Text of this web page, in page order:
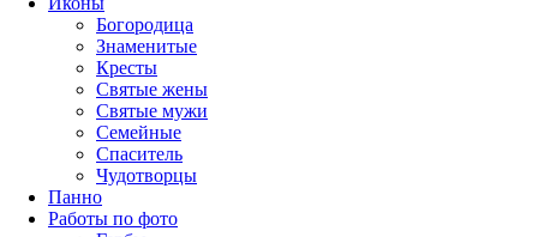
Богородица
Знаменитые
Кресты
Святые жены
Святые мужи
Семейные
Спаситель
Чудотворцы
Панно
Работы по фото